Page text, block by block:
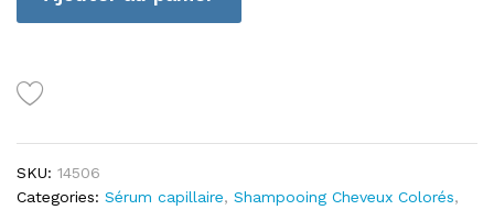
100ml
SKU: 14506
Categories: Sérum capillaire, Shampooing Cheveux Colorés,